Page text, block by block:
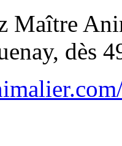
Maître
dès